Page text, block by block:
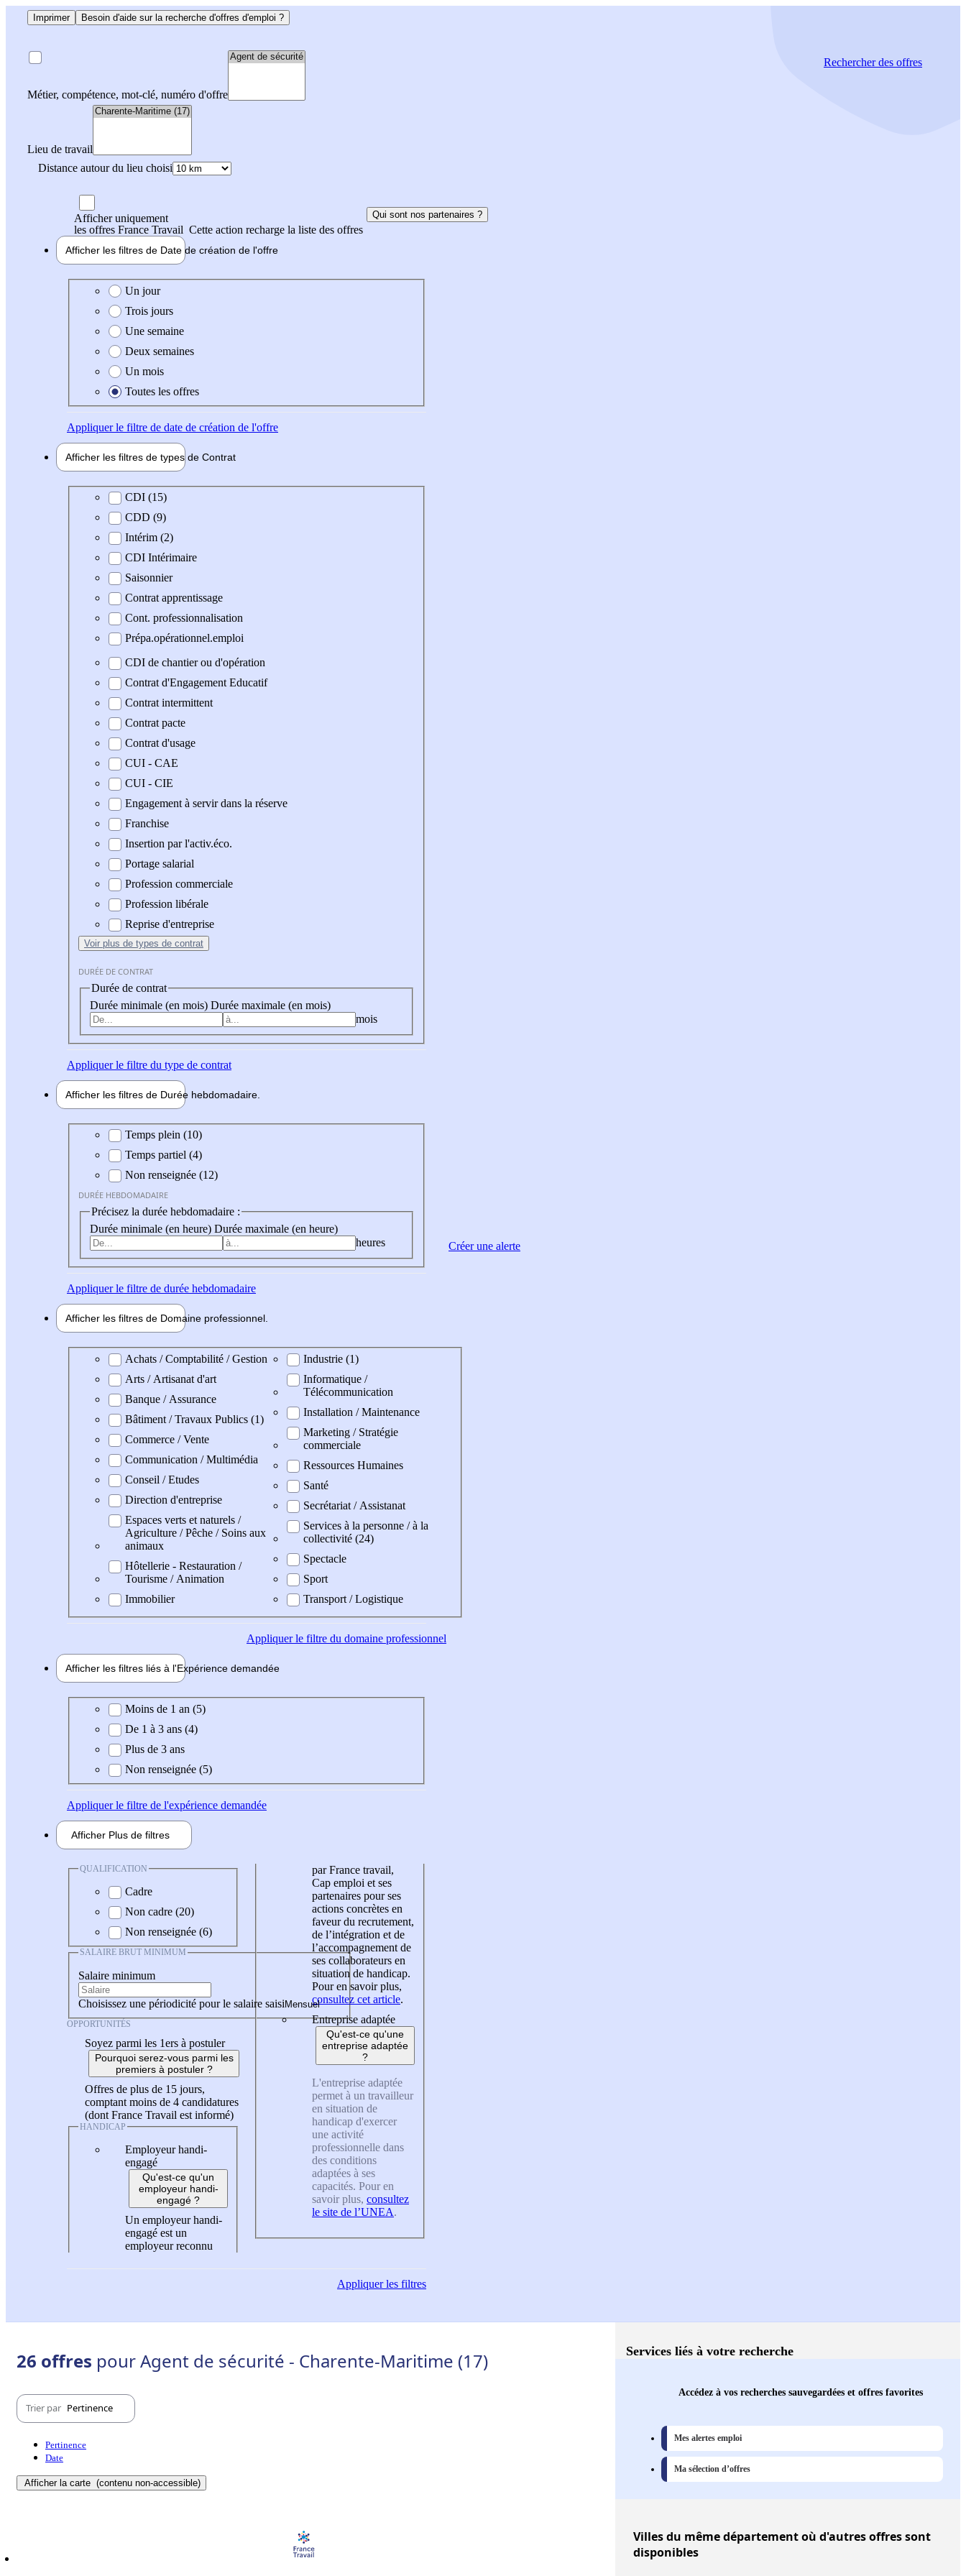
Imprimer Besoin d'aide sur la recherche d'offres d'emploi ?
Métier, compétence, mot-clé, numéro d'offre
Lieu de travail
Distance autour du lieu choisi
Rechercherdes offres
Afficher uniquement
les offres France Travail Cette action recharge la liste des offres
Qui sont nos partenaires ?
Afficher les filtres de Date de création de l'offre
Date de création de l'offre
Un jour
Trois jours
Une semaine
Deux semaines
Un mois
Toutes les offres
Appliquerle filtre de date de création de l'offre
Afficher les filtres de types de Contrat
Type de contratCDI (15)
CDD (9)
Intérim (2)
CDI Intérimaire
Saisonnier
Contrat apprentissage
Cont. professionnalisation
Prépa.opérationnel.emploi
CDI de chantier ou d'opération
Contrat d'Engagement Educatif
Contrat intermittent
Contrat pacte
Contrat d'usage
CUI - CAE
CUI - CIE
Engagement à servir dans la réserve
Franchise
Insertion par l'activ.éco.
Portage salarial
Profession commerciale
Profession libérale
Reprise d'entreprise
Voir plus de types de contrat
DURÉE DE CONTRAT
Durée de contrat
Durée minimale (en mois) Durée maximale (en mois)
mois
Appliquerle filtre du type de contrat
Afficher les filtres de Durée hebdomadaire
Durée hebdomadaire
Temps plein (10)
Temps partiel (4)
Non renseignée (12)
DURÉE HEBDOMADAIRE
Précisez la durée hebdomadaire :
Durée minimale (en heure) Durée maximale (en heure)
heures
Appliquerle filtre de durée hebdomadaire
Afficher les filtres de Domaine professionnel
Domaine professionel
Achats / Comptabilité / Gestion
Arts / Artisanat d'art
Banque / Assurance
Bâtiment / Travaux Publics (1)
Commerce / Vente
Communication / Multimédia
Conseil / Etudes
Direction d'entreprise
Espaces verts et naturels /
Agriculture / Pêche / Soins aux
animaux
Hôtellerie - Restauration /
Tourisme / Animation
Immobilier
Industrie (1)
Informatique /
Télécommunication
Installation / Maintenance
Marketing / Stratégie
commerciale
Ressources Humaines
Santé
Secrétariat / Assistanat
Services à la personne / à la
collectivité (24)
Spectacle
Sport
Transport / Logistique
Appliquerle filtre du domaine professionnel
Afficher les filtres liés à l'Expérience demandée
Expérience demandée
Moins de 1 an (5)
De 1 à 3 ans (4)
Plus de 3 ans
Non renseignée (5)
Appliquerle filtre de l'expérience demandée
Afficher Plus de filtres
QUALIFICATION
Cadre
Non cadre (20)
Non renseignée (6)
SALAIRE BRUT MINIMUM
Salaire minimum
Choisissez une périodicité pour le salaire saisi
OPPORTUNITÉS
Soyez parmi les 1ers à postuler
Pourquoi serez-vous parmi les
premiers à postuler ?
Offres de plus de 15 jours,
comptant moins de 4 candidatures
(dont France Travail est informé)
HANDICAP
Employeur handi-
engagé
Qu'est-ce qu'un
employeur handi-
engagé ?
Un employeur handi-
engagé est un
employeur reconnu
par France travail,
Cap emploi et ses
partenaires pour ses
actions concrètes en
faveur du recrutement,
de l’intégration et de
l’accompagnement de
ses collaborateurs en
situation de handicap.
Pour en savoir plus,
consultez cet article.
Entreprise adaptée
Qu'est-ce qu'une
entreprise adaptée
?
L'entreprise adaptée
permet à un travailleur
en situation de
handicap d'exercer
une activité
professionnelle dans
des conditions
adaptées à ses
capacités. Pour en
savoir plus, consultez
le site de l’UNEA.
Appliquerles filtres
Créer une alerte
26 offres pour Agent de sécurité - Charente-Maritime (17)
Trier par Pertinence
Pertinence
Date
Afficher la carte (contenu non-accessible)
Services liés à votre recherche
Accédez à vos recherches sauvegardées et offres favorites
Mes alertes emploi
Ma sélection d’offres
Villesdu même département où d'autres offres sont
disponibles